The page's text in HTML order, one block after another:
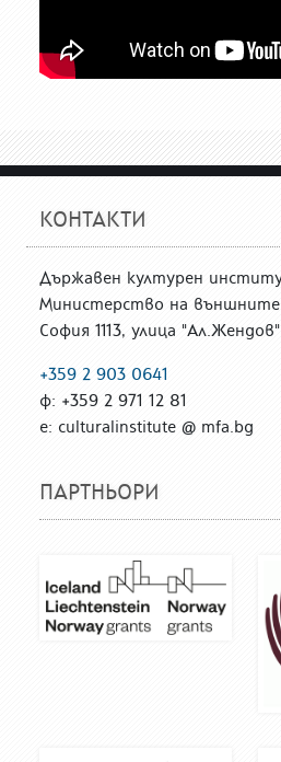
КОНТАКТИ
Държавен културен
Министерство на
София 1113, улица
+359 2 903 0641
ф: +359 2 971 12 81
е: culturalinstitute @ mfa.bg
ПАРТНЬОРИ